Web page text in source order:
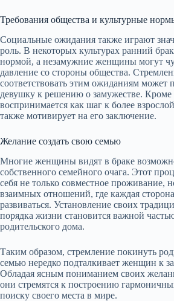
Требования общества и культурные
Социальные ожидания также играют
роль. В некоторых культурах ранний брак
нормой, а незамужние женщины могут
давление со стороны общества.
соответствовать этим ожиданиям может
девушку к решению о замужестве. Кроме
воспринимается как шаг к более
также мотивирует на его заключение.
Желание создать свою семью
Многие женщины видят в браке
собственного семейного очага. Этот
себя не только совместное проживание,
взаимных отношений, где каждая
развиваться. Установление своих
порядка жизни становится важной
родительского дома.
Таким образом, стремление покинуть
семью нередко подталкивает женщин к
Обладая ясным пониманием своих
они стремятся к построению
поиску своего места в мире.